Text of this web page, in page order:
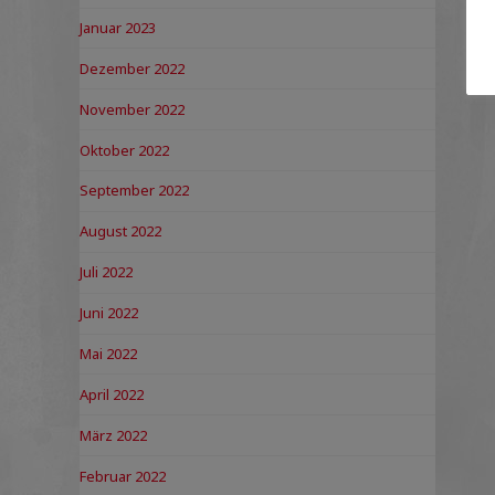
Januar 2023
Dezember 2022
November 2022
Oktober 2022
September 2022
August 2022
Juli 2022
Juni 2022
Mai 2022
April 2022
März 2022
Februar 2022